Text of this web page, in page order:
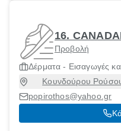
16.
Προβολή
Δέρματα - Εισαγωγές
Κουνδούρου
popirothos@yahoo.gr